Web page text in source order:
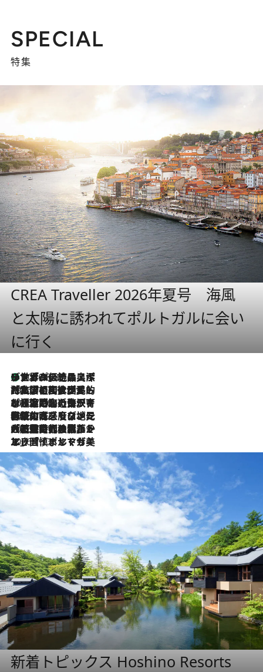
SPECIAL
特集
CREA Traveller 2026年夏号 海風
と太陽に誘われてポルトガルに会い
に行く
2026.8.8
リスボンの絶品スイーツ「パステル・デ・ナタ」とは？ポルトガル伝統の奥深い世界へ
2026.7.27
「私の祖国はポルトガル語です」国民的詩人フェルナンド・ペソアと、彼が愛した文学の街を歩く
2026.7.26
ポルトガル近海が育む極上の海の幸。キリリと冷えた白ワインと愉しむ、シーフード専門店の贅沢
2026.7.22
伝統の味をモダンに昇華。高感度な地元客が集う、リスボンの最旬ガストロノミー
2026.7.21
大航海時代の栄華から、震災、独裁、そして革命へ。ポルトガル・首都リスボンの石畳に刻まれた「歴史の光と影」
2026.7.13
エッセイ・ヤマザキマリ「慎ましくも美しき国 ポルトガル」
新着トピックス Hoshino Resorts